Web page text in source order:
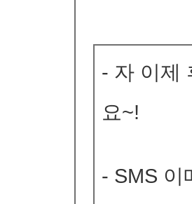
- 자 이제
요~!
- SMS 이